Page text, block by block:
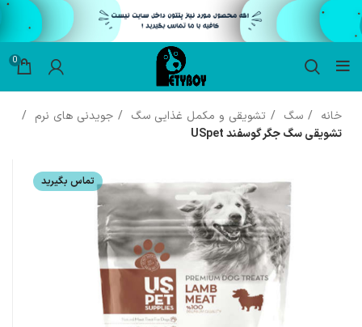
0
خانه سگ تشویقی و مکمل غذایی سگ
جویدنی های نرم
تشویقی سگ جگر گوسفند USpet
تماس بگیرید